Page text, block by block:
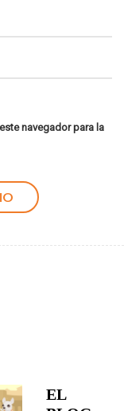
navegador para la
EL